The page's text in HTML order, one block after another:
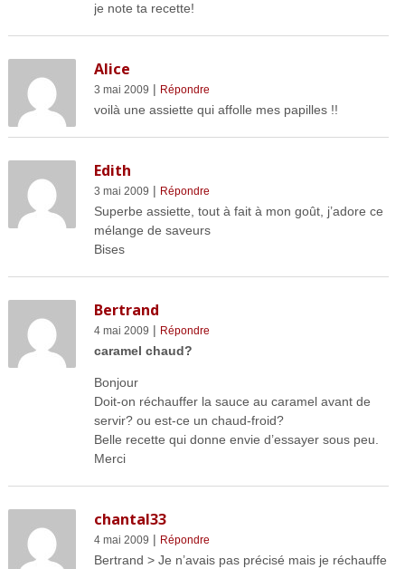
je note ta recette!
Alice
3 mai 2009 | Répondre
voilà une assiette qui affolle mes papilles !!
Edith
3 mai 2009 | Répondre
Superbe assiette, tout à fait à mon goût, j’adore ce
mélange de saveurs
Bises
Bertrand
4 mai 2009 | Répondre
caramel chaud?
Bonjour
Doit-on réchauffer la sauce au caramel avant de
servir? ou est-ce un chaud-froid?
Belle recette qui donne envie d’essayer sous peu.
Merci
chantal33
4 mai 2009 | Répondre
Bertrand > Je n’avais pas précisé mais je réchauffe